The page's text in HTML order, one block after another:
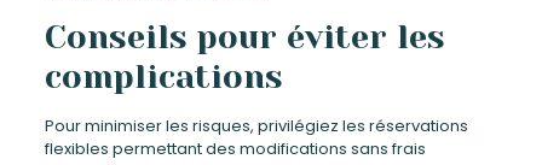
Conseils pour éviter les
complications
Pour minimiser les risques, privilégiez les réservations
flexibles permettant des modifications sans frais